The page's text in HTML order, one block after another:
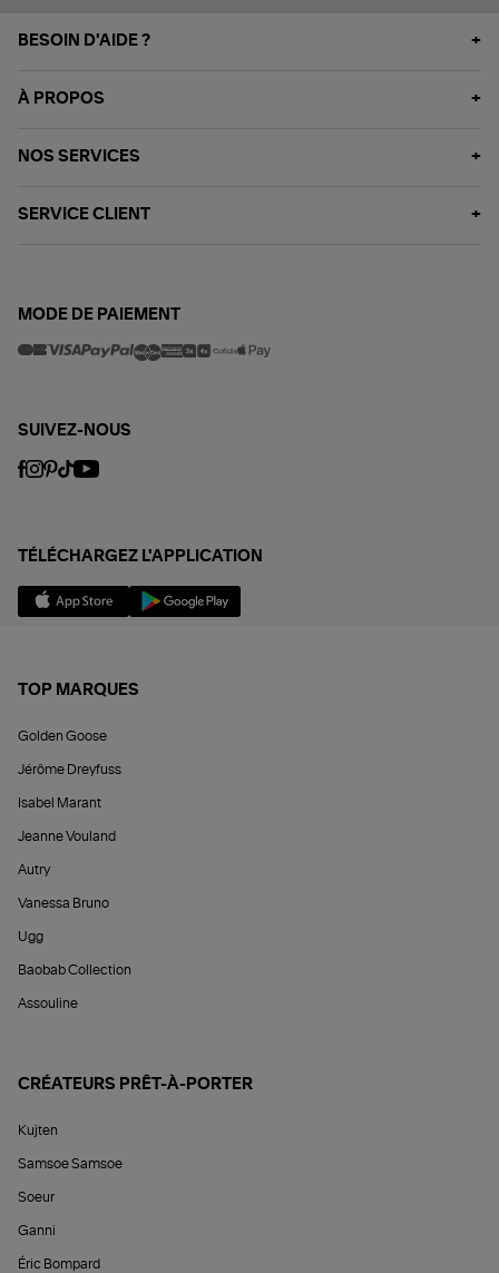
BESOIN D'AIDE ?
À PROPOS
NOS SERVICES
SERVICE CLIENT
MODE DE PAIEMENT
SUIVEZ-NOUS
TÉLÉCHARGEZ L'APPLICATION
TOP MARQUES
Golden Goose
Jérôme Dreyfuss
Isabel Marant
Jeanne Vouland
Autry
Vanessa Bruno
Ugg
Baobab Collection
Assouline
CRÉATEURS PRÊT-À-PORTER
Kujten
Samsoe Samsoe
Soeur
Ganni
Éric Bompard